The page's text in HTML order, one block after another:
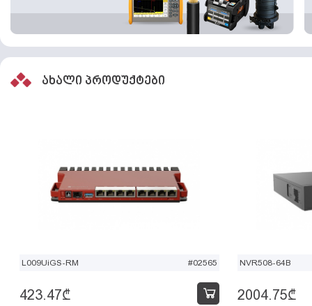
ახალი პროდუქტები
L009UiGS-RM #02565
423.47₾
NVR508-64B
2004.75₾